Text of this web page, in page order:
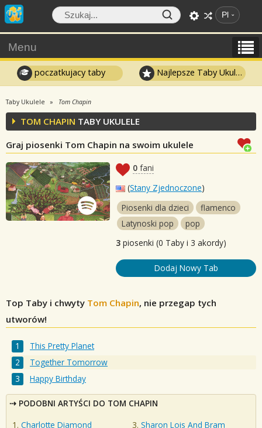
Pl
Menu
poczatkujacy taby Najlepsze Taby Ukulele
Taby Ukulele Tom Chapin
TOM CHAPIN TABY UKULELE
Graj piosenki Tom Chapin na swoim ukulele
0 fani
(Stany Zjednoczone)
Piosenki dla dzieci
flamenco
Latynoski pop
pop
3 piosenki (0 Taby i 3 akordy)
Dodaj Nowy Tab
Top Taby i chwyty Tom Chapin, nie przegap tych
utworów!
This Pretty Planet
Together Tomorrow
Happy Birthday
PODOBNI ARTYŚCI DO TOM CHAPIN
Charlotte Diamond
Sharon Lois And Bram